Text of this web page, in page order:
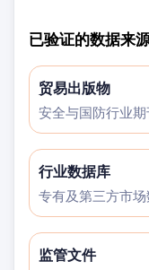
已验证的数据来
贸易出版物
安全与国防行业
行业数据库
专有及第三方市
监管文件